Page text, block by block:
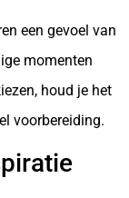
een gevoel van
momenten
houd je het
voorbereiding.